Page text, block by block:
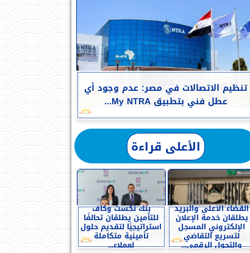
تنظيم الاتصالات في مصر: عدم وجود أي
عطل فني بتطبيق My NTRA...
الأعلى قراءة
القضاء الأعلى والبريد
يطلقان خدمة الإعلان
الإلكتروني المسجل
لتسريع التقاضي
والتحول الرقمي...
بنك نكست وكاف
للتأمين يطلقان تحالفًا
استراتيجيًا لتقديم حلول
تأمينية متكاملة
لعملاء...